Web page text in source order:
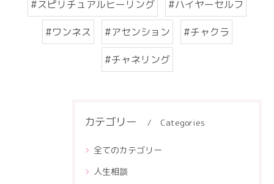
#スピリチュアルヒーリング #ハイヤーセルフ
#ワンネス #アセンション #チャクラ
#チャネリング
カテゴリー Categories
全てのカテゴリー
人生相談